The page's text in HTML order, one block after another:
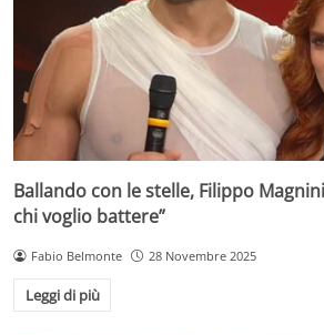
Ballando con le stelle, Filippo
chi voglio battere”
Fabio Belmonte 28 Novembre 2025
Leggi di più